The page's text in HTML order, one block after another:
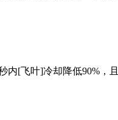
[飞叶]冷却降低90%